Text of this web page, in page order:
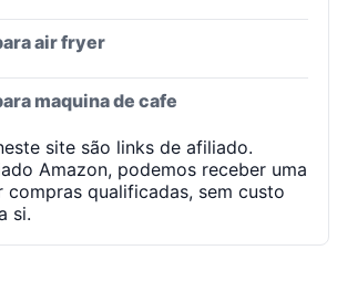
air fryer
maquina de cafe
site são links de afiliado.
Amazon, podemos receber uma
compras qualificadas, sem custo
si.